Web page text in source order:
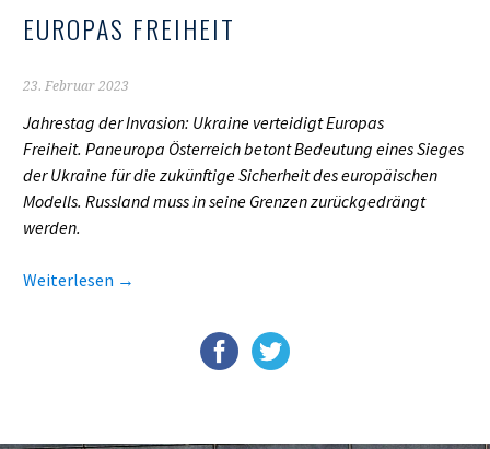
EUROPAS FREIHEIT
23. Februar 2023
Jahrestag der Invasion: Ukraine verteidigt Europas
Freiheit. Paneuropa Österreich betont Bedeutung eines Sieges
der Ukraine für die zukünftige Sicherheit des europäischen
Modells. Russland muss in seine Grenzenzurückgedrängt
werden.
Weiterlesen →